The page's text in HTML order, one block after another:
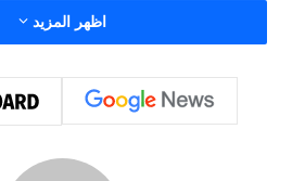
تجعلني مجنونًا/مجنونة، لا تفارق
مرة في عرض حي ديسمبر الماضي
، حيث فاجأ الثنائي الجمهور
الإصدار الرسمي، وسط تفاعل
اظهر المزيد